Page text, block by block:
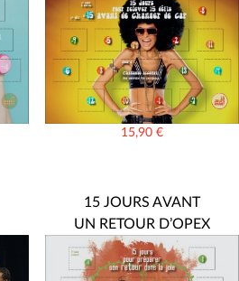
15,90 €
15 JOURS AVANT
UN RETOUR D’OPEX